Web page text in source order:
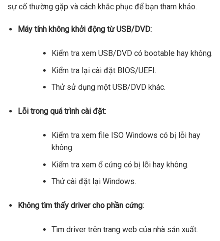
sự cố thường gặp và cách khắc phục để bạn tham khảo.
Máy tính không khởi động từ USB/DVD:
Kiểm tra xem USB/DVD có bootable hay không.
Kiểm tra lại cài đặt BIOS/UEFI.
Thử sử dụng một USB/DVD khác.
Lỗi trong quá trình cài đặt:
Kiểm tra xem file ISO Windows có bị lỗi hay
không.
Kiểm tra xem ổ cứng có bị lỗi hay không.
Thử cài đặt lại Windows.
Không tìm thấy driver cho phần cứng:
Tìm driver trên trang web của nhà sản xuất.